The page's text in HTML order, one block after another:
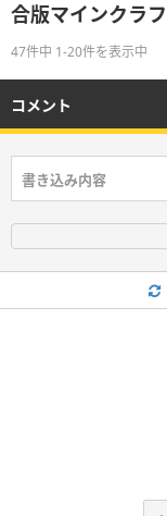
合版マインクラ
47件中 1-20件を表示中
コメント